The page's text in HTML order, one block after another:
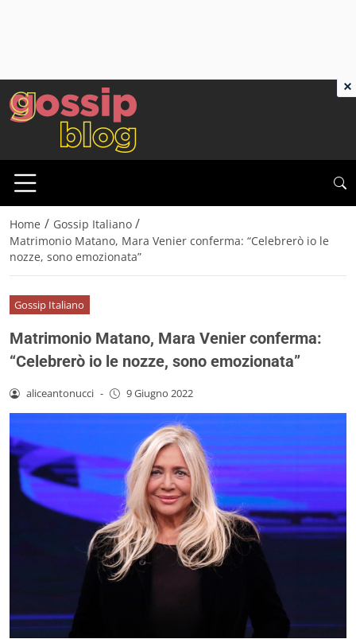
Home / Gossip Italiano /
Matrimonio Matano, Mara Venier conferma: “Celebrerò io le
nozze, sono emozionata”
Gossip Italiano
Matrimonio Matano, Mara Venier conferma:
“Celebrerò io le nozze, sono emozionata”
aliceantonucci - 9 Giugno 2022
×